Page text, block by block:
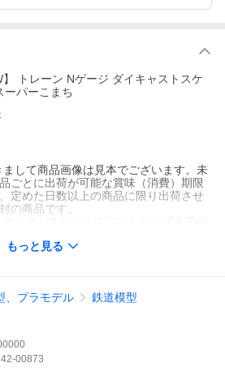
】 トレーン Nゲージ ダイキャストスケ
ーパーこまち
して商品画像は見本でございます。未
ごとに出荷が可能な賞味（消費）期限
定めた日数以上の商品に限り出荷させ
の商品です。
模型化しております。~No.43 E6系ス
にもなっております。⇒別売りの『お
ドクターイエロー車両基地』などと組
! ! レールをつなげて楽しく電車ごっこ!
用としても十分に楽しんで頂けます! !
ィールもしっかりした商品です。⇒別
ス』をお使い頂ければ、部屋の中で綺
もっと見る
、プラモデル
鉄道模型
00873